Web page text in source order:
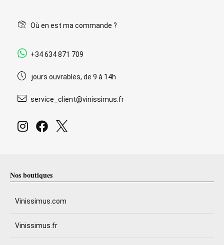
Où en est ma commande ?
+34 634 871 709
jours ouvrables, de 9 à 14h
service_client@vinissimus.fr
Nos boutiques
Vinissimus.com
Vinissimus.fr